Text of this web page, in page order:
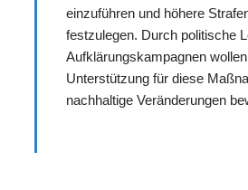
einzuführen und höhere
festzulegen. Durch politische
Aufklärungskampagnen
Unterstützung für diese
nachhaltige Veränderungen